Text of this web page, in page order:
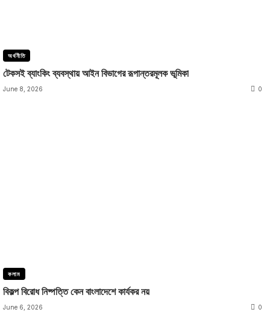
অর্থনীতি
টেকসই ব্যাংকিং ব্যবস্থায় আইন বিভাগের রূপান্তরমূলক ভূমিকা
June 8, 2026 0
কলাম
বিকল্প বিরোধ নিষ্পত্তি কেন বাংলাদেশে কার্যকর নয়
June 6, 2026 0